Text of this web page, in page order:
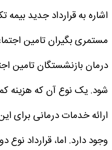
اشاره به قرارداد جدید
مستمری بگیران تامین
درمان بازنشستگان تامین
شود. یک نوع آن که هزینه
ارائه خدمات درمانی برای
وجود دارد. اما، قرارداد